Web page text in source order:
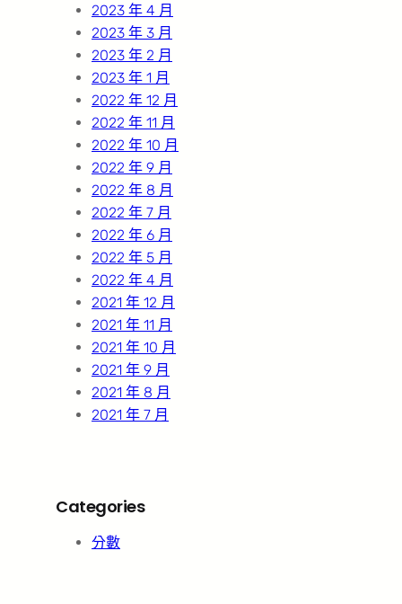
2023 年 4 月
2023 年 3 月
2023 年 2 月
2023 年 1 月
2022 年 12 月
2022 年 11 月
2022 年 10 月
2022 年 9 月
2022 年 8 月
2022 年 7 月
2022 年 6 月
2022 年 5 月
2022 年 4 月
2021 年 12 月
2021 年 11 月
2021 年 10 月
2021 年 9 月
2021 年 8 月
2021 年 7 月
Categories
分數